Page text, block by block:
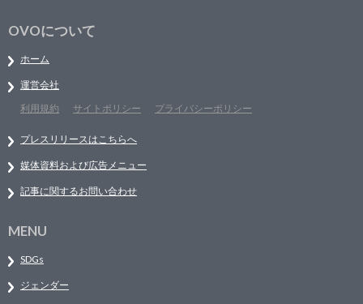
OVOについて
ホーム
運営会社
利用規約
サイトポリシー プライバシーポリシー
プレスリリースはこちらへ
媒体資料および広告メニュー
記事に関するお問い合わせ
MENU
SDGs
ジェンダー